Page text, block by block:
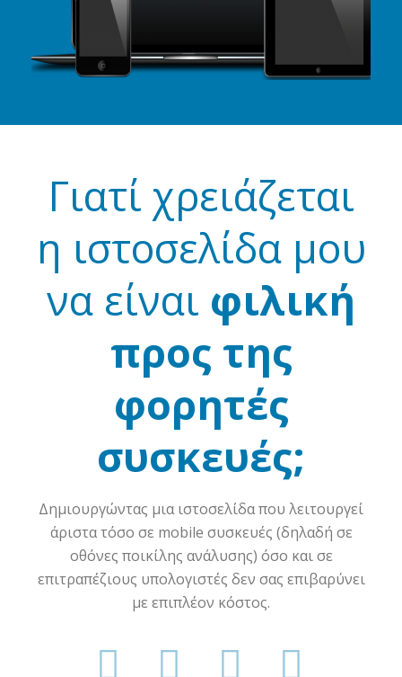
Γιατί χρειάζεται
η ιστοσελίδα μου
να είναι φιλική
προς της
φορητές
συσκευές;
Δημιουργώντας μια ιστοσελίδα που λειτουργεί
άριστα τόσο σε mobile συσκευές (δηλαδή σε
οθόνες ποικίλης ανάλυσης) όσο και σε
επιτραπέζιους υπολογιστές δεν σας επιβαρύνει
με επιπλέον κόστος.